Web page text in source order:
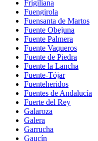
Frigiliana
Fuengirola
Fuensanta de Martos
Fuente Obejuna
Fuente Palmera
Fuente Vaqueros
Fuente de Piedra
Fuente la Lancha
Fuente-Tójar
Fuenteheridos
Fuentes de Andalucía
Fuerte del Rey
Galaroza
Galera
Garrucha
Gaucín